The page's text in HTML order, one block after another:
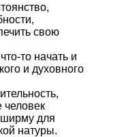
свою
то начать и
и духовного
ширму для
натуры.